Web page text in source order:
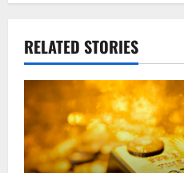
a
v
i
g
RELATED STORIES